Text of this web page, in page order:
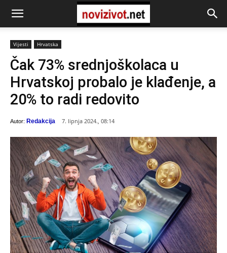
Vijesti Hrvatska
Čak 73% srednjoškolaca u
Hrvatskoj probalo je klađenje, a
20% to radi redovito
Autor: Redakcija 7. lipnja 2024., 08:14